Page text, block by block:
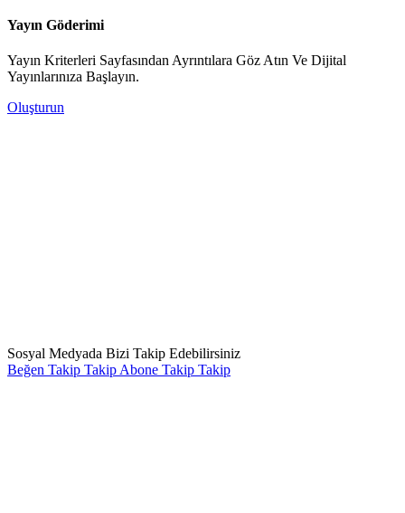
Yayın Göderimi
Yayın Kriterleri Sayfasından Ayrıntılara Göz Atın Ve Dijital
Yayınlarınıza Başlayın.
Oluşturun
Sosyal Medyada Bizi Takip Edebilirsiniz
Beğen Takip Takip Abone Takip Takip